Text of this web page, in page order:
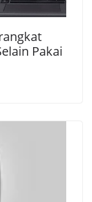
Pakai